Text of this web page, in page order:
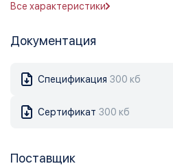
Все характеристики
Документация
Спецификация 300 кб
Сертификат 300 кб
Поставщик